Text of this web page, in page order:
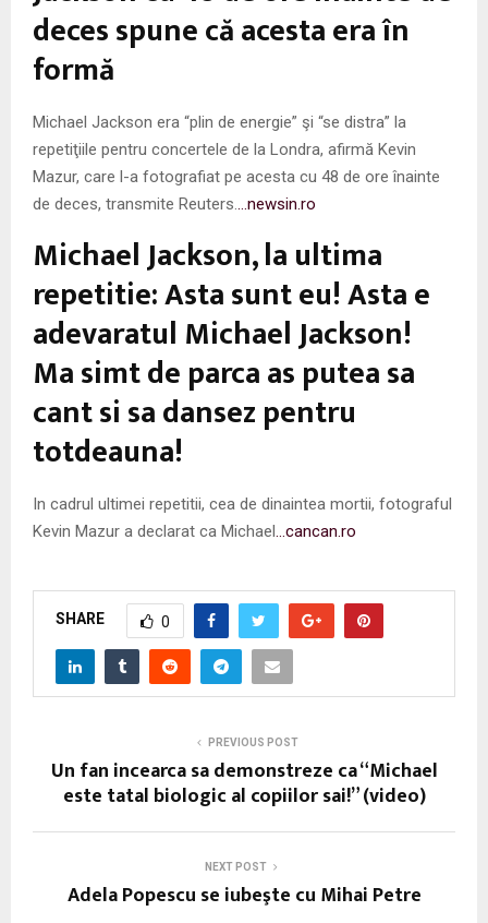
deces spune că acesta era în
formă
Michael Jackson era “plin de energie” şi “se distra” la
repetiţiile pentru concertele de la Londra, afirmă Kevin
Mazur, care l-a fotografiat pe acesta cu 48 de ore înainte
de deces, transmite Reuters.
…newsin.ro
Michael Jackson, la ultima
repetitie: Asta sunt eu! Asta e
adevaratul Michael Jackson!
Ma simt de parca as putea sa
cant si sa dansez pentru
totdeauna!
In cadrul ultimei repetitii, cea de dinaintea mortii, fotograful
Kevin Mazur a declarat ca Michael …cancan.ro
SHARE 0
PREVIOUS POST
Un fan incearca sa demonstreze ca “Michael
este tatal biologic al copiilor sai!” (video)
NEXT POST
Adela Popescu se iubeşte cu Mihai Petre